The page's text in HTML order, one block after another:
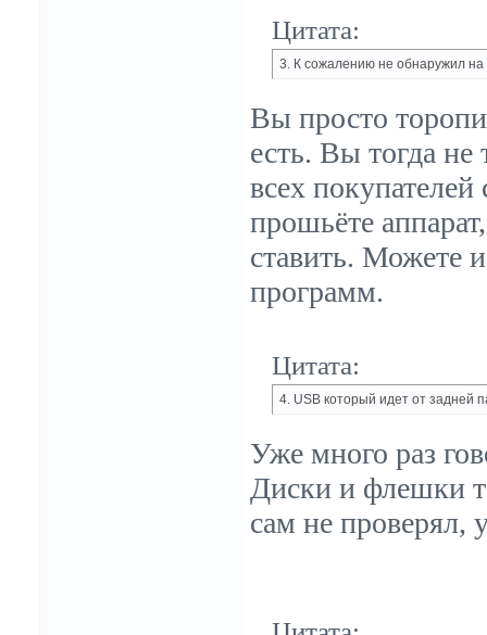
Цитата:
3. К сожалению не обнаружил на
Вы просто
есть. Вы тогда
всех
прошьёте
ставить. Можете
программ.
Цитата:
4. USB который идет от задней
Уже много раз
Диски и флешки
сам не проверял,